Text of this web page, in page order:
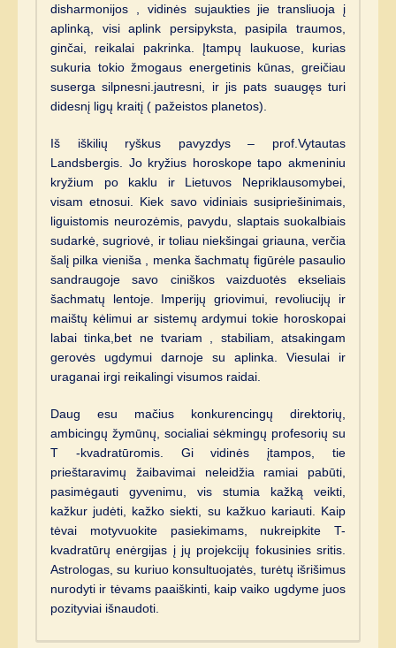
disharmonijos , vidinės sujaukties jie transliuoja į
aplinką, visi aplink persipyksta, pasipila traumos,
ginčai, reikalai pakrinka. Įtampų laukuose, kurias
sukuria tokio žmogaus energetinis kūnas, greičiau
suserga silpnesni.jautresni, ir jis pats suaugęs turi
didesnį ligų kraitį ( pažeistos planetos).
Iš iškilių ryškus pavyzdys – prof.Vytautas
Landsbergis. Jo kryžius horoskope tapo akmeniniu
kryžium po kaklu ir Lietuvos Nepriklausomybei,
visam etnosui. Kiek savo vidiniais susipriešinimais,
liguistomis neurozėmis, pavydu, slaptais suokalbiais
sudarkė, sugriovė, ir toliau niekšingai griauna, verčia
šalį pilka vieniša , menka šachmatų figūrėle pasaulio
sandraugoje savo ciniškos vaizduotės ekseliais
šachmatų lentoje. Imperijų griovimui, revoliucijų ir
maištų kėlimui ar sistemų ardymui tokie horoskopai
labai tinka,bet ne tvariam , stabiliam, atsakingam
gerovės ugdymui darnoje su aplinka. Viesulai ir
uraganai irgi reikalingi visumos raidai.
Daug esu mačius konkurencingų direktorių,
ambicingų žymūnų, socialiai sėkmingų profesorių su
T -kvadratūromis. Gi vidinės įtampos, tie
prieštaravimų žaibavimai neleidžia ramiai pabūti,
pasimėgauti gyvenimu, vis stumia kažką veikti,
kažkur judėti, kažko siekti, su kažkuo kariauti. Kaip
tėvai motyvuokite pasiekimams, nukreipkite T-
kvadratūrų enėrgijas į jų projekcijų fokusinies sritis.
Astrologas, su kuriuo konsultuojatės, turėtų išrišimus
nurodyti ir tėvams paaiškinti, kaip vaiko ugdyme juos
pozityviai išnaudoti.